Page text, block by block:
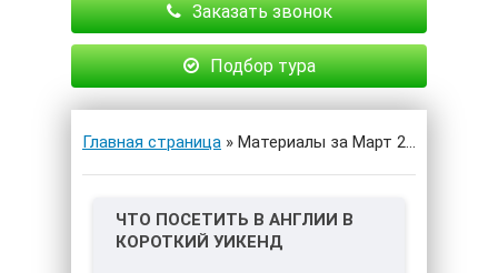
Заказать звонок
Подбор тура
Главная страница » Материалы за Март 2017 года » Страница 2
ЧТО ПОСЕТИТЬ В АНГЛИИ В
КОРОТКИЙ УИКЕНД